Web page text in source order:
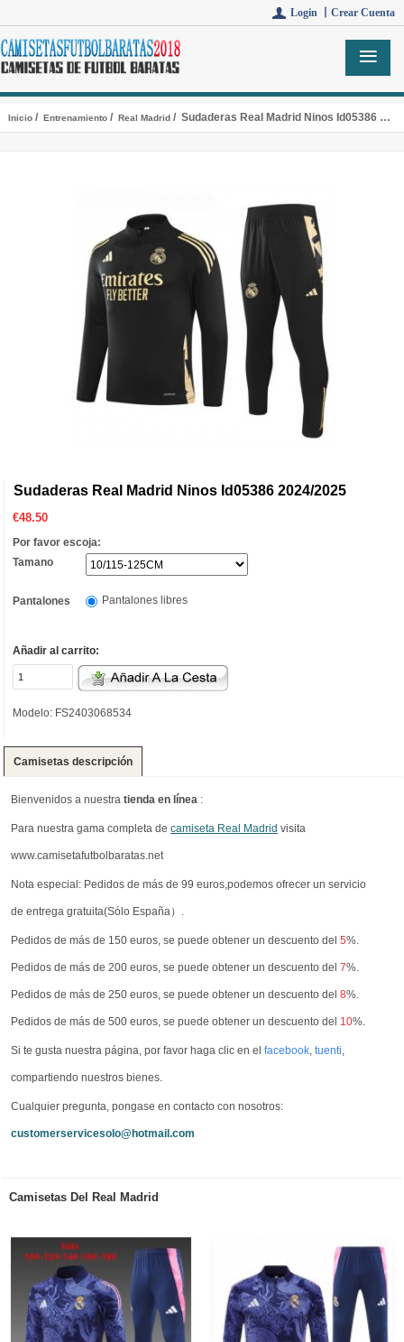
Login 丨 Crear Cuenta
Inicio/ Entrenamiento/ Real Madrid/ Sudaderas Real Madrid Ninos Id05386 2024/2025
Sudaderas Real Madrid Ninos Id05386 2024/2025
€48.50
Por favor escoja:
Tamano
Pantalones Pantalones libres
Añadir al carrito:
Modelo: FS2403068534
Camisetas descripción
Bienvenidos a nuestra tienda en línea :
Para nuestra gama completa de camiseta Real Madrid visita
www.camisetafutbolbaratas.net
Nota especial: Pedidos de más de 99 euros,podemos ofrecer un servicio
de entrega gratuita(Sólo España）.
Pedidos de más de 150 euros, se puede obtener un descuento del 5%.
Pedidos de más de 200 euros, se puede obtener un descuento del 7%.
Pedidos de más de 250 euros, se puede obtener un descuento del 8%.
Pedidos de más de 500 euros, se puede obtener un descuento del 10%.
Si te gusta nuestra página, por favor haga clic en el facebook, tuenti,
compartiendo nuestros bienes.
Cualquier pregunta, pongase en contacto con nosotros:
customerservicesolo@hotmail.com
Camisetas Del Real Madrid